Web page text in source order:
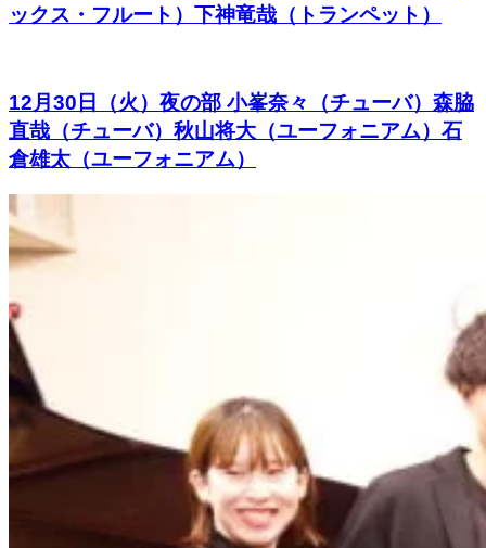
ックス・フルート）下神竜哉（トランペット）
12月30日（火）夜の部 小峯奈々（チューバ）森脇
直哉（チューバ）秋山将大（ユーフォニアム）石
倉雄太（ユーフォニアム）